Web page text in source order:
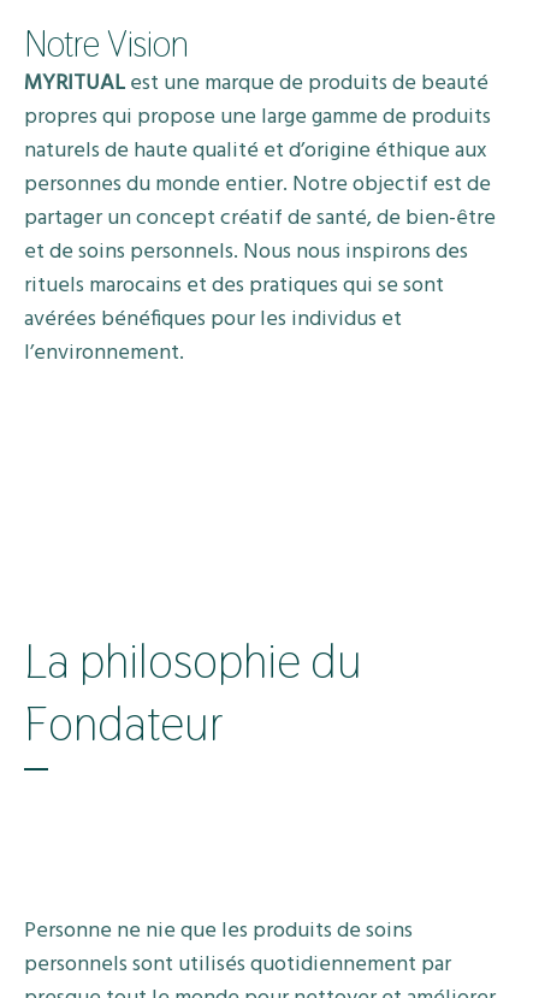
Notre Vision
MYRITUALest une marque de produits de beauté
propres qui propose une large gamme de produits
naturels de haute qualité et d’origine éthique aux
personnes du monde entier. Notre objectif est de
partager un concept créatif de santé, de bien-être
et de soins personnels. Nous nous inspirons des
rituels marocains et des pratiques qui se sont
avérées bénéfiques pour les individus et
l’environnement.
La philosophie du
Fondateur
Personne ne nie que les produits de soins
personnels sont utilisés quotidiennement par